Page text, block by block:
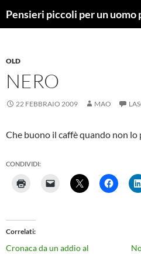
Pensieri piccoli per un uomo
OLD
NERO
22 FEBBRAIO 2009 MAO
Che buono il caffè quando non
CONDIVIDI:
Correlati
Cronaca da un addio al